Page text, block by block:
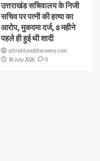
उत्तराखंड सचिवालय के निजी
सचिव पर पत्नी की हत्या का
आरोप, मुकदमा दर्ज, 8 महीने
पहले ही हुई थी शादी
uttrakhanddiscovery.com
30 July 2026
0